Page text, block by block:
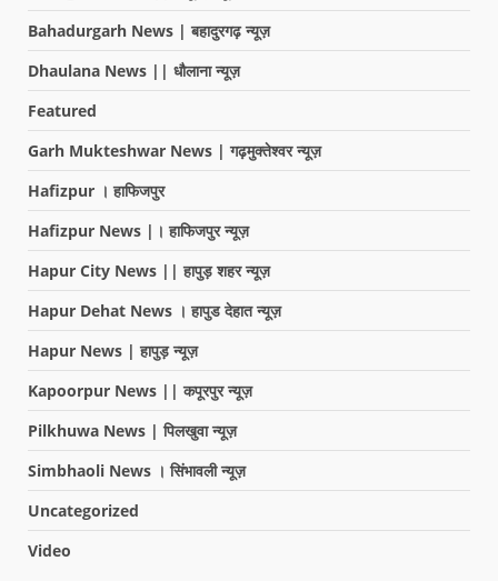
Bahadurgarh News | बहादुरगढ़ न्यूज़
Dhaulana News || धौलाना न्यूज़
Featured
Garh Mukteshwar News | गढ़मुक्तेश्वर न्यूज़
Hafizpur । हाफिजपुर
Hafizpur News |। हाफिजपुर न्यूज़
Hapur City News || हापुड़ शहर न्यूज़
Hapur Dehat News । हापुड देहात न्यूज़
Hapur News | हापुड़ न्यूज़
Kapoorpur News || कपूरपुर न्यूज़
Pilkhuwa News | पिलखुवा न्यूज़
Simbhaoli News । सिंभावली न्यूज़
Uncategorized
Video